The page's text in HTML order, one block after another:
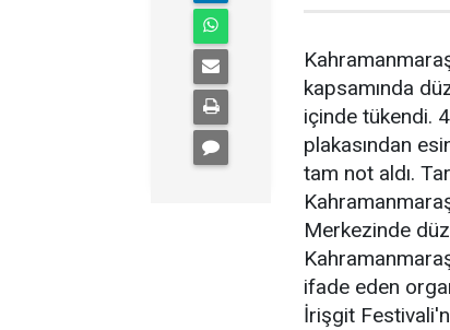
kapsamında
içinde tükendi.
plakasından
tam not aldı.
Merkezinde
ifade eden
İrişgit